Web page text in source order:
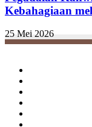
Kebahagiaan
25 Mei 2026